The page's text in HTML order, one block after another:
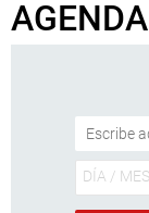
AGENDA